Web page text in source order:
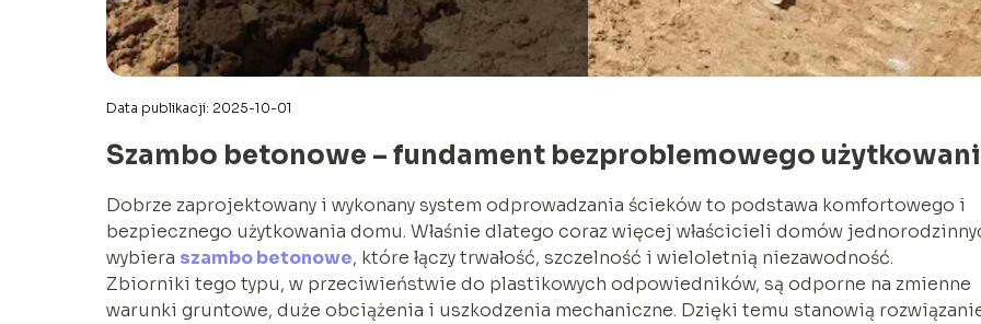
Data publikacji: 2025-10-01
Szambo betonowe – fundament bezproblemowego
Dobrze zaprojektowany i wykonany system odprowadzania ścieków to podstawa komfortowego i
bezpiecznego użytkowania domu. Właśnie dlatego coraz więcej właścicieli domów
wybiera szambo betonowe, które łączy trwałość, szczelność i wieloletnią niezawodność.
Zbiorniki tego typu, w przeciwieństwie do plastikowych odpowiedników, są odporne na zmienne
warunki gruntowe, duże obciążenia i uszkodzenia mechaniczne. Dzięki temu stanowią